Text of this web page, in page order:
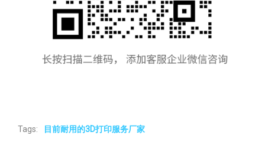
Tags: 目前耐用的3D打印服务厂家